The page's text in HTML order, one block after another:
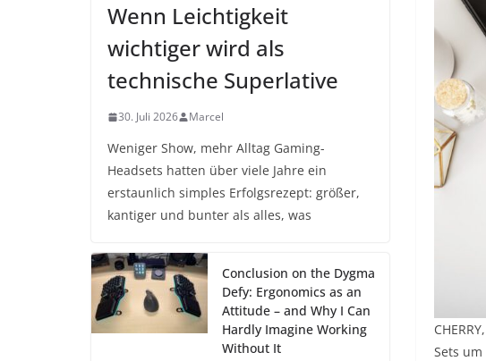
Sets um
Wenn Leichtigkeit
wichtiger wird als
technische Superlative
30. Juli 2026 Marcel
Weniger Show, mehr Alltag Gaming-
Headsets hatten über viele Jahre ein
erstaunlich simples Erfolgsrezept: größer,
kantiger und bunter als alles, was
Conclusion on the Dygma
Defy: Ergonomics as an
Attitude – and Why I Can
Hardly Imagine Working
Without It